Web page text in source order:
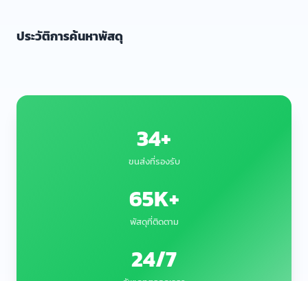
ประวัติการค้นหาพัสดุ
34+
ขนส่งที่รองรับ
65K+
พัสดุที่ติดตาม
24/7